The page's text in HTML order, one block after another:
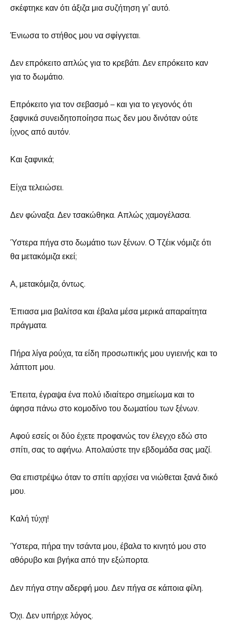
σκέφτηκε καν ότι άξιζα μια συζήτηση γι’ αυτό.
Ένιωσα το στήθος μου να σφίγγεται.
Δεν επρόκειτο απλώς για το κρεβάτι. Δεν επρόκειτο καν
για το δωμάτιο.
Επρόκειτο για τον σεβασμό – και για το γεγονός ότι
ξαφνικά συνειδητοποίησα πως δεν μου δινόταν ούτε
ίχνος από αυτόν.
Και ξαφνικά;
Είχα τελειώσει.
Δεν φώναξα. Δεν τσακώθηκα. Απλώς χαμογέλασα.
Ύστερα πήγα στο δωμάτιο των ξένων. Ο Τζέικ νόμιζε ότι
θα μετακόμιζα εκεί;
Α, μετακόμιζα, όντως.
Έπιασα μια βαλίτσα και έβαλα μέσα μερικά απαραίτητα
πράγματα.
Πήρα λίγα ρούχα, τα είδη προσωπικής μου υγιεινής και το
λάπτοπ μου.
Έπειτα, έγραψα ένα πολύ ιδιαίτερο σημείωμα και το
άφησα πάνω στο κομοδίνο του δωματίου των ξένων.
Αφού εσείς οι δύο έχετε προφανώς τον έλεγχο εδώ στο
σπίτι, σας το αφήνω. Απολαύστε την εβδομάδα σας μαζί.
Θα επιστρέψω όταν το σπίτι αρχίσει να νιώθεται ξανά δικό
μου.
Καλή τύχη!
Ύστερα, πήρα την τσάντα μου, έβαλα το κινητό μου στο
αθόρυβο και βγήκα από την εξώπορτα.
Δεν πήγα στην αδερφή μου. Δεν πήγα σε κάποια φίλη.
Όχι. Δεν υπήρχε λόγος.